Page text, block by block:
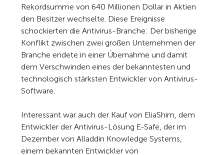
Rekordsumme von 640 Millionen Dollar in Aktien
den Besitzer wechselte. Diese Ereignisse
schockierten die Antivirus-Branche: Der bisherige
Konflikt zwischen zwei großen Unternehmen der
Branche endete in einer Übernahme und damit
dem Verschwinden eines der bekanntesten und
technologisch stärksten Entwickler von Antivirus-
Software.
Interessant war auch der Kauf von EliaShim, dem
Entwickler der Antivirus-Lösung E-Safe, der im
Dezember von Alladdin Knowledge Systems,
einem bekannten Entwickler von